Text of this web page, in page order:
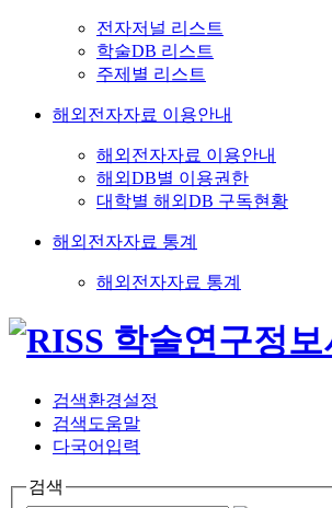
전자저널 리스트
학술DB 리스트
주제별 리스트
해외전자자료 이용안내
해외전자자료 이용안내
해외DB별 이용권한
대학별 해외DB 구독현황
해외전자자료 통계
해외전자자료 통계
검색환경설정
검색도움말
다국어입력
검색